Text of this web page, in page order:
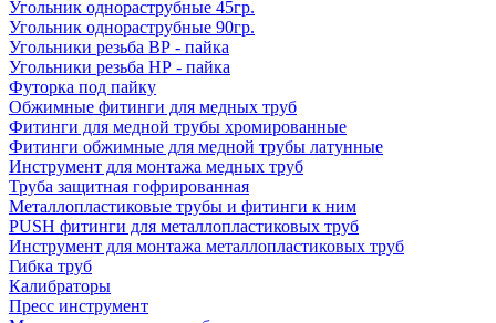
Угольник однораструбные 45гр.
Угольник однораструбные 90гр.
Угольники резьба ВР - пайка
Угольники резьба НР - пайка
Футорка под пайку
Обжимные фитинги для медных труб
Фитинги для медной трубы хромированные
Фитинги обжимные для медной трубы латунные
Инструмент для монтажа медных труб
Труба защитная гофрированная
Металлопластиковые трубы и фитинги к ним
PUSH фитинги для металлопластиковых труб
Инструмент для монтажа металлопластиковых труб
Гибка труб
Калибраторы
Пресс инструмент